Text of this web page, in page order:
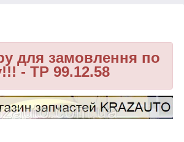
для замовлення по
- TP 99.12.58